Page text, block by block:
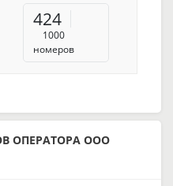
424
1000
номеров
ОПЕРАТОРА ООО